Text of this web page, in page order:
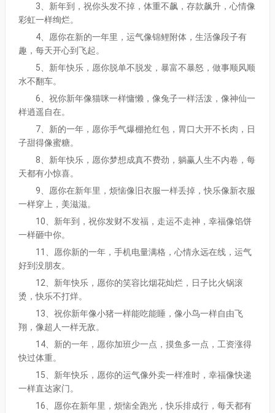
3、新年到，祝你头发不掉，体重不飙，存款飙升，心情像
彩虹一样绚烂。
4、愿你在新的一年里，运气像锦鲤附体，生活像段子有
趣，每天开心到飞起。
5、新年快乐，愿你脱单不脱发，暴富不暴怒，做事顺风顺
水不翻车。
6、祝你新年像猫咪一样慵懒，像兔子一样活泼，像神仙一
样逍遥自在。
7、新的一年，愿你手气爆棚抢红包，胃口大开不长肉，日
子甜得像蜜糖。
8、新年快乐，愿你梦想成真不费劲，躺赢人生不内卷，每
天都有小惊喜。
9、愿你在新年里，烦恼像旧衣服一样丢掉，快乐像新衣服
一样穿上，美滋滋。
10、新年到，祝你发财不发福，走运不走神，幸福像馅饼
一样砸中你。
11、愿你新的一年，手机电量满格，心情永远在线，运气
好到没朋友。
12、新年快乐，愿你的笑容比烟花灿烂，日子比火锅滚
烫，快乐不打烊。
13、祝你新年像小猪一样能吃能睡，像小鸟一样自由飞
翔，像超人一样无敌。
14、新的一年，愿你加班少一点，摸鱼多一点，工资涨得
快过体重。
15、新年快乐，愿你的运气像外卖一样准时，幸福像快递
一样直达家门。
16、愿你在新年里，烦恼全跑光，快乐排成行，每天都有